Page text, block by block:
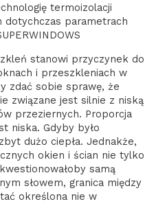
termoizolacji
parametrach
stanowi przyczynek do
i przeszkleniach w
zdać sobie sprawę, że
związane jest silnie z niską
przeziernych. Proporcja
niska. Gdyby było
dużo ciepła. Jednakże,
okien i ścian nie tylko
samą
słowem, granica między
określona nie w